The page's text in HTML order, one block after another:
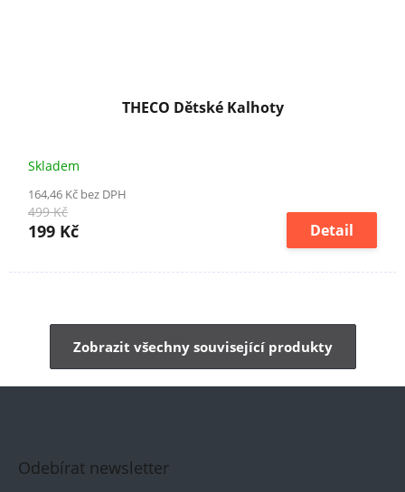
THECO Dětské Kalhoty
Skladem
164,46 Kč bez DPH
499 Kč
199 Kč Detail
Zobrazit všechny související produkty
Odebírat newsletter